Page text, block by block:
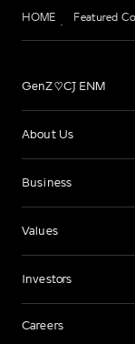
HOME Featured
GenZ♡CJ ENM
About Us
Business
Values
Investors
Careers